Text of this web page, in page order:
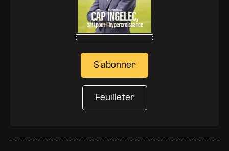
S'abonner
Feuilleter